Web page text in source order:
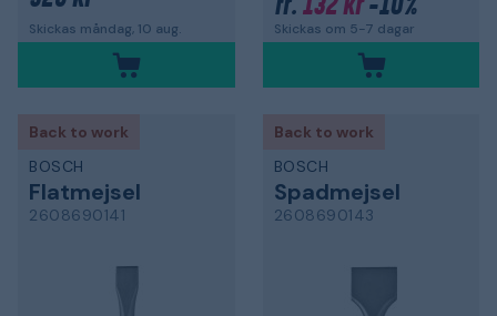
Skickas måndag, 10 aug.
fr. 132 kr-10%
Skickas om 5-7 dagar
Back to work
BOSCH
Flatmejsel
2608690141
Back to work
BOSCH
Spadmejsel
2608690143